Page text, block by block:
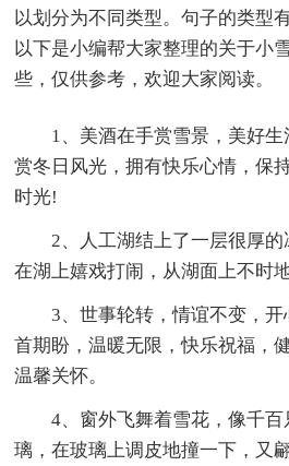
以划分为不同类型。句子的类型
以下是小编帮大家整理的关于小
些，仅供参考，欢迎大家阅读。
1、美酒在手赏雪景，美好
赏冬日风光，拥有快乐心情，保
时光!
2、人工湖结上了一层很厚
在湖上嬉戏打闹，从湖面上不时
3、世事轮转，情谊不变，
首期盼，温暖无限，快乐祝福，
温馨关怀。
4、窗外飞舞着雪花，像千
璃，在玻璃上调皮地撞一下，又